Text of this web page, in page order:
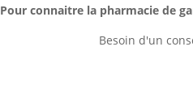
Pour connaitre la pharmacie de
Besoin d'un